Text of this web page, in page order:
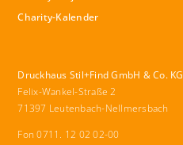
Charity-Kalender
Druckhaus Stil+Find GmbH & Co. KG
Felix-Wankel-Straße 2
71397 Leutenbach-Nellmersbach
Fon 0711. 12 02 02-00